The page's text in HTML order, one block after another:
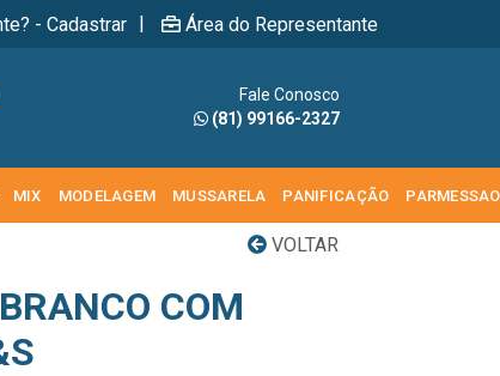
- Cadastrar | Área do Representante
Fale Conosco
(81) 99166-2327
MIX MODELAGEM MUSSARELA PANIFICAÇÃO PARMESSAO
VOLTAR
COM